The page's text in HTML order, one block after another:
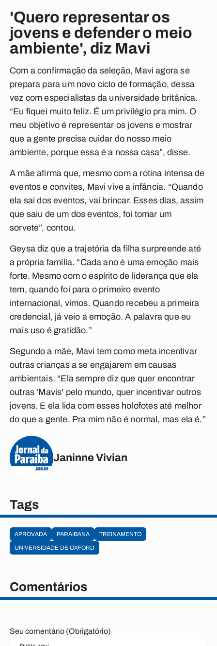
'Quero representar os
jovens e defender o meio
ambiente', diz Mavi
Com a confirmação da seleção, Mavi agora se
prepara para um novo ciclo de formação, dessa
vez com especialistas da universidade britânica.
“Eu fiquei muito feliz. É um privilégio pra mim. O
meu objetivo é representar os jovens e mostrar
que a gente precisa cuidar do nosso meio
ambiente, porque essa é a nossa casa”, disse.
A mãe afirma que, mesmo com a rotina intensa de
eventos e convites, Mavi vive a infância. “Quando
ela sai dos eventos, vai brincar. Esses dias, assim
que saiu de um dos eventos, foi tomar um
sorvete”, contou.
Geysa diz que a trajetória da filha surpreende até
a própria família. “Cada ano é uma emoção mais
forte. Mesmo com o espírito de liderança que ela
tem, quando foi para o primeiro evento
internacional, vimos. Quando recebeu a primeira
credencial, já veio a emoção. A palavra que eu
mais uso é gratidão.”
Segundo a mãe, Mavi tem como meta incentivar
outras crianças a se engajarem em causas
ambientais. “Ela sempre diz que quer encontrar
outras 'Mavis' pelo mundo, quer incentivar outros
jovens. E ela lida com esses holofotes até melhor
do que a gente. Pra mim não é normal, mas ela é.”
Janinne Vivian
Tags
APROVADA PARAIBANA
TREINAMENTO
UNIVERSIDADE DE OXFORD
Comentários
Seu comentário (Obrigatório)